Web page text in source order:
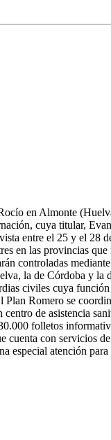
en Almonte
cuya titular,
entre el 25 y el 28
en las provincias
controladas
la de Córdoba y
civiles cuya
Romero se
de asistencia
folletos
con servicios
especial atención